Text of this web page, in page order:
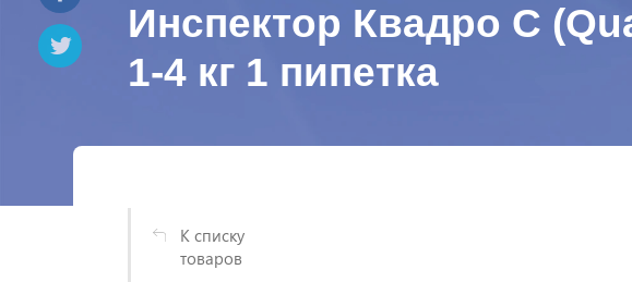
Инспектор Квадро С
1-4 кг 1 пипетка
К списку
товаров